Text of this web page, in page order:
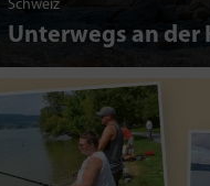
Schweiz
Unterwegs an der